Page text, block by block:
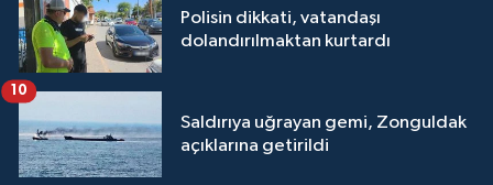
Polisin dikkati, vatandaşı
dolandırılmaktan kurtardı
Saldırıya uğrayan gemi, Zonguldak
açıklarına getirildi
10